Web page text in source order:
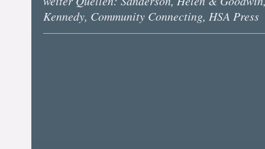
Kennedy, Community Connecting, HSA Press